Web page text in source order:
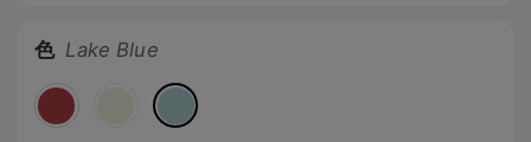
色 Lake Blue